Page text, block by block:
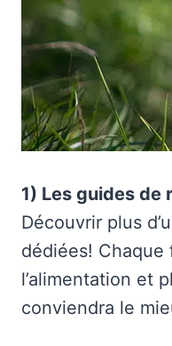
1) Les guides de
Découvrir plus
dédiées!
l’alimentation et
conviendra le